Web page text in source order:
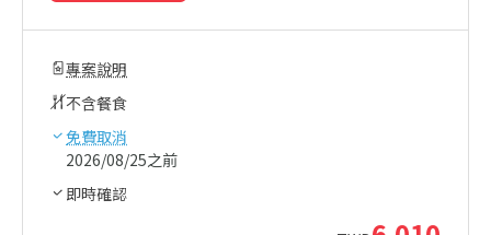
專案說明
不含餐食
免費取消
2026/08/25之前
即時確認